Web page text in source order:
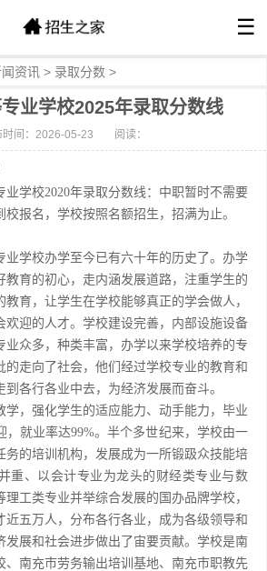
☰
资讯 > 录取分数 >
业学校2025年录取分数线
时间：2026-05-23 阅读：
学校2020年录取分数线：中职暂时不需要
报名，学校按照名额招生，招满为止。
学校办学至今已有六十年的历史了。办学
教育的初心，走内涵发展道路，注重学生的
育，让学生在学校能够真正的学会做人，
欢迎的人才。学校建设完善，内部设施设备
业众多，种类丰富，办学以来学校培养的专
的走向了社会，他们经过学校专业的教育和
各行各业中去，为经济发展而奋斗。
，强化学生的适应能力、动手能力，毕业
，就业率达99%。半个多世纪来，学校由一
务的培训机构，发展成为一所锻趿众技能培
重、以会计专业为龙头的财经类专业与数
工类专业并举综合发展的国办品牌学校，
近五万人，分布各行各业，成为各级领导和
发展和社会进步做出了宙要贡献。学校是南
、南充市劳务输出培训基地、南充市职教先